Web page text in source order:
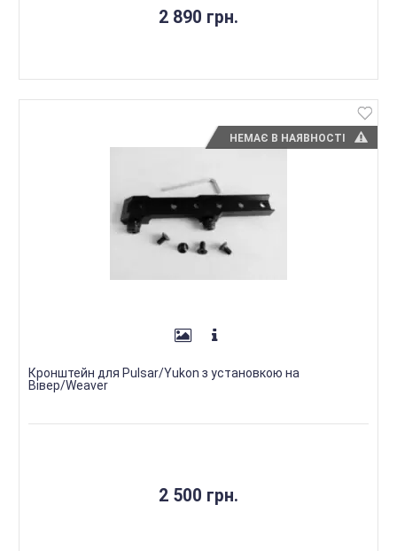
2 890 грн.
НЕМАЄ В НАЯВНОСТІ
Кронштейн для Pulsar/Yukon з установкою на
Вівер/Weaver
2 500 грн.